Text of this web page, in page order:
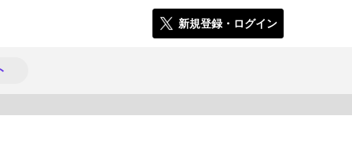
新規登録・ログイン